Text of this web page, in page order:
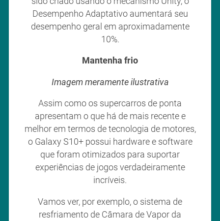
Desempenho Adaptativo aumentará seu
desempenho geral em aproximadamente
10%.
Mantenha frio
Imagem meramente ilustrativa
Assim como os supercarros de ponta
apresentam o que há de mais recente e
melhor em termos de tecnologia de motores,
o Galaxy S10+ possui hardware e software
que foram otimizados para suportar
experiências de jogos verdadeiramente
incríveis.
Vamos ver, por exemplo, o sistema de
resfriamento de Câmara de Vapor da